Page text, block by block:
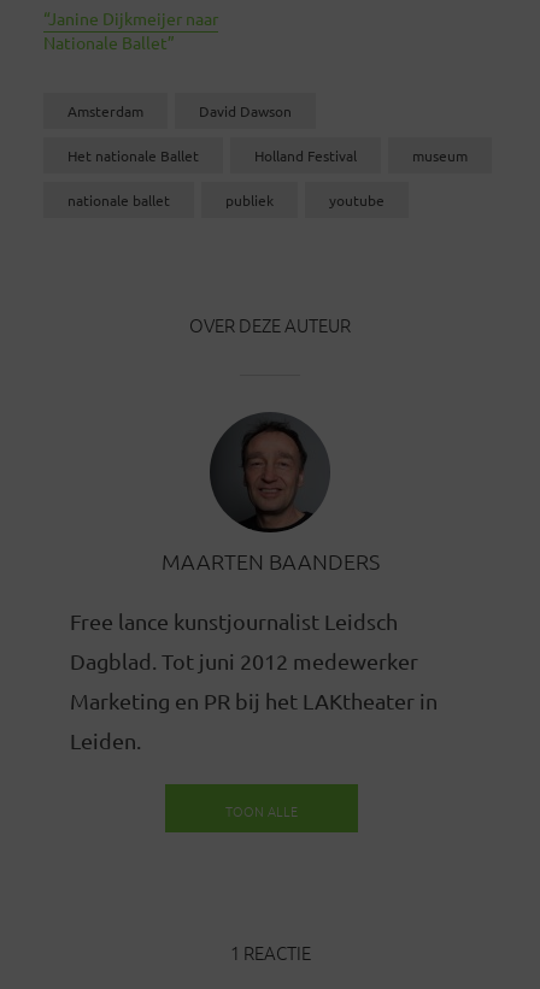
“Janine Dijkmeijer naar
Nationale Ballet”
Amsterdam David Dawson
Het nationale Ballet Holland Festival museum
nationale ballet publiek youtube
OVER DEZE AUTEUR
MAARTEN BAANDERS
Free lance kunstjournalist Leidsch
Dagblad. Tot juni 2012 medewerker
Marketing en PR bij het LAKtheater in
Leiden.
TOON ALLE
1 REACTIE